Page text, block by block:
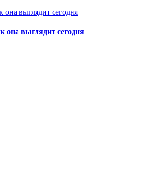
она выглядит сегодня